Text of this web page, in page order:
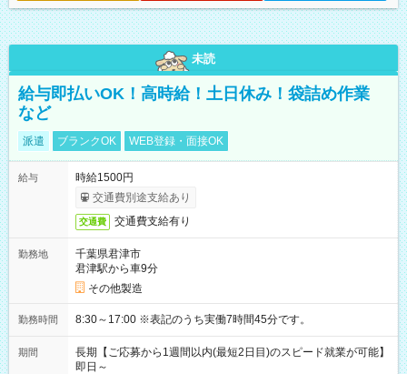
未読
給与即払いOK！高時給！土日休み！袋詰め作業
など
派遣 ブランクOK WEB登録・面接OK
給与
時給1500円
交通費別途支給あり
交通費 交通費支給有り
勤務地
千葉県君津市
君津駅から車9分
その他製造
勤務時間 8:30～17:00 ※表記のうち実働7時間45分です。
期間
長期【ご応募から1週間以内(最短2日目)のスピード就業が可能】
即日～